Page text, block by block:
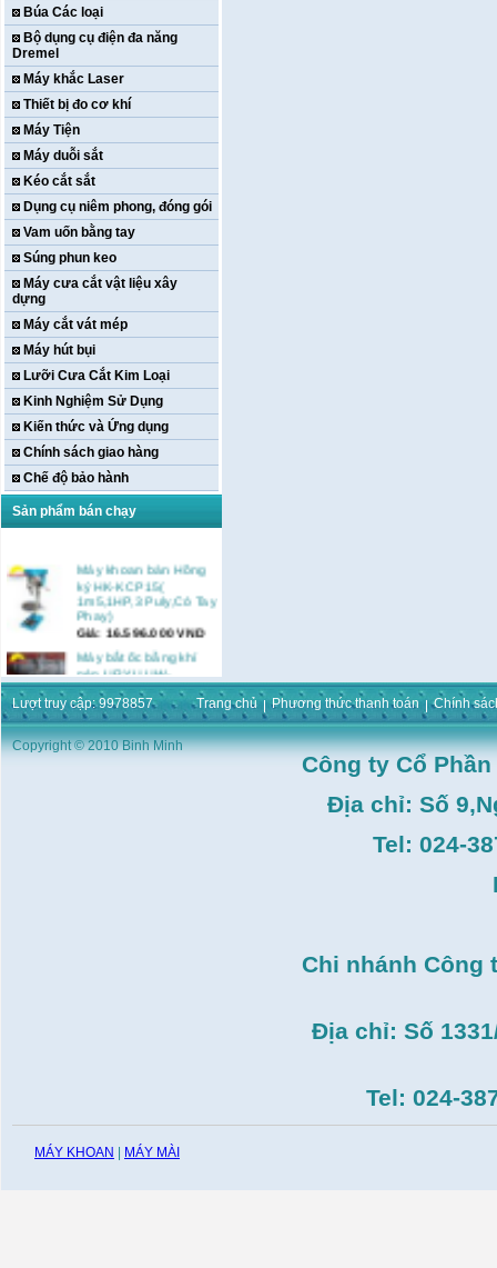
Búa Các loại
Bộ dụng cụ điện đa năng
Dremel
Máy khắc Laser
Thiết bị đo cơ khí
Máy Tiện
Máy duỗi sắt
Kéo cắt sắt
Dụng cụ niêm phong, đóng gói
Vam uốn bằng tay
Súng phun keo
Máy cưa cắt vật liệu xây
dựng
Máy cắt vát mép
Máy hút bụi
Lưỡi Cưa Cắt Kim Loại
Kinh Nghiệm Sử Dụng
Kiến thức và Ứng dụng
Chính sách giao hàng
Chế độ bảo hành
Sản phẩm bán chạy
Máy khoan bàn Hồng
ký HK-KCP15(
1m5,1HP,3 Puly,Có Tay
Phay)
Giá:16.596.000VND
Máy bắt ốc bằng khí
nén URYU UW-
9SK(M10)
Giá:0VND
Máy duỗi sắt Hồng ký
HK–DSM114( 1HP,Ø8 -
Lượt truy cập: 9978857 Trang chủ Phương thức thanh toán Chính
Copyright © 2010 Binh Minh
Công ty Cổ
Địa chỉ: Số
Tel: 024-
Chi nhánh Công
Địa chỉ: Số
Tel: 024-
MÁY KHOAN MÁY MÀI